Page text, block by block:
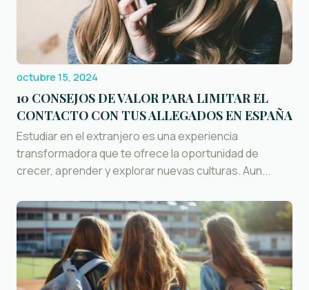
octubre 15, 2024
10 CONSEJOS DE VALOR PARA LIMITAR EL
CONTACTO CON TUS ALLEGADOS EN ESPAÑA
Estudiar en el extranjero es una experiencia
transformadora que te ofrece la oportunidad de
crecer, aprender y explorar nuevas culturas. Aun...